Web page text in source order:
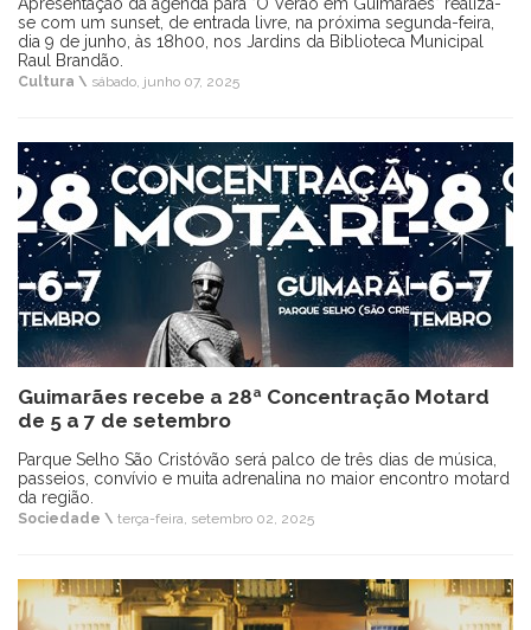
se com um sunset, de entrada livre, na próxima segunda-feira,
dia 9 de junho, às 18h00, nos Jardins da Biblioteca Municipal
Raul Brandão.
Cultura \ sábado, junho 07, 2025
Guimarães recebe a 28ª Concentração Motard
de 5 a 7 de setembro
Parque Selho São Cristóvão será palco de três dias de música,
passeios, convívio e muita adrenalina no maior encontro motard
da região.
Sociedade \ terça-feira, setembro 02, 2025